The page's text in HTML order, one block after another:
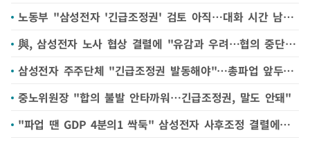
노동부 "삼성전자 '긴급조정권' 검토 아직…대화 시간 남아있다"
與, 삼성전자 노사 협상 결렬에 "유감과 우려…협의 중단돼선 안 돼"(종합)
삼성전자 주주단체 "긴급조정권 발동해야"…총파업 앞두고 탄원서 모집
중노위원장 "합의 불발 안타까워…긴급조정권, 말도 안돼"
"파업 땐 GDP 4분의1 싹둑" 삼성전자 사후조정 결렬에…정부 '긴급조정권' 임박하나